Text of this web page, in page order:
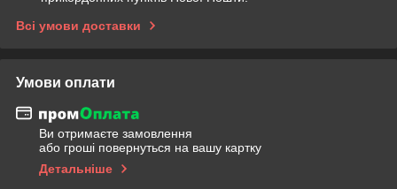
Всі умови доставки
Умови оплати
Ви отримаєте замовлення
або гроші повернуться на вашу картку
Детальніше